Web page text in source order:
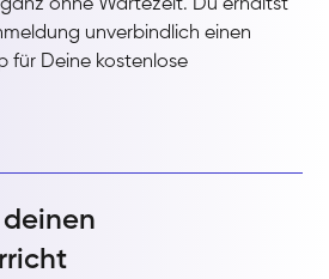
ohne Wartezeit. Du erhältst
unverbindlich einen
für Deine kostenlose